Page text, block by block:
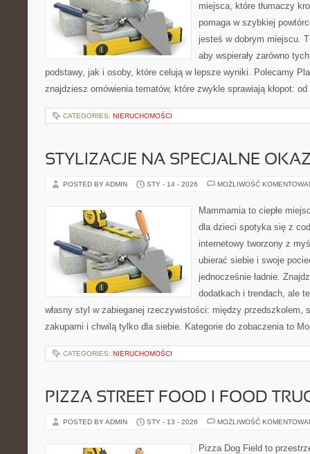
miejsca, które tłumaczy
pomaga w szybkiej
jesteś w dobrym miejscu.
aby wspierały zarówno
podstawy, jak i osoby, które celują w lepsze wyniki. Polecamy
znajdziesz omówienia tematów, które zwykle sprawiają kłopot:
CATEGORIES: NIERUCHOMOŚCI
STYLIZACJE NA SPECJALNE
POSTED BY ADMIN STY - 14 - 2026 MOŻLIWOŚĆ
Mammamia to ciepłe
dla dzieci spotyka się z
internetowy tworzony z
ubierać siebie i swoje
jednocześnie ładnie.
dodatkach i trendach, ale
własny styl w zabieganej rzeczywistości: między przedszkolem,
zakupami i chwilą tylko dla siebie. Kategorie do zobaczenia to
CATEGORIES: NIERUCHOMOŚCI
PIZZA STREET FOOD I FOOD
POSTED BY ADMIN STY - 13 - 2026 MOŻLIWOŚĆ
Pizza Dog Field to